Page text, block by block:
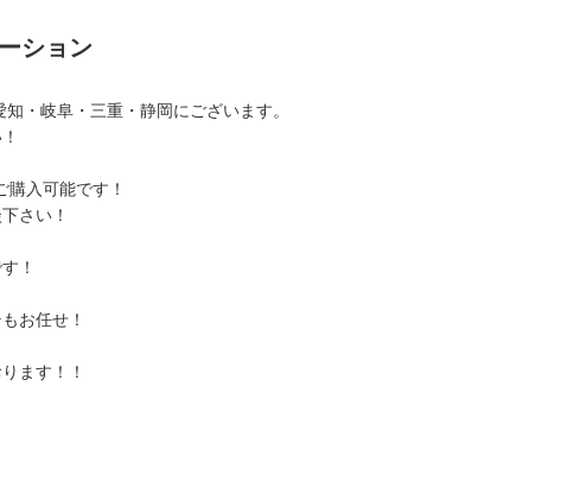
ション
・岐阜・三重・静岡にございます。
入可能です！
さい！
！
お任せ！
ます！！